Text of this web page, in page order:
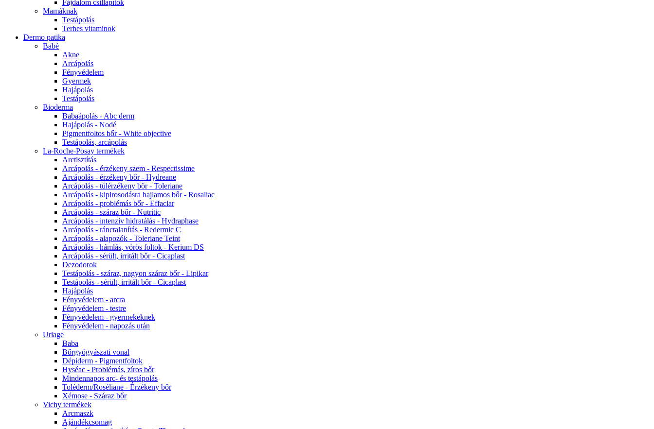
Fájdalom csillapítók
Mamáknak
Testápolás
Terhes vitaminok
Dermo patika
Babé
Akne
Arcápolás
Fényvédelem
Gyermek
Hajápolás
Testápolás
Bioderma
Babaápolás - Abc derm
Hajápolás - Nodé
Pigmentfoltos bőr - White objective
Testápolás, arcápolás
La-Roche-Posay termékek
Arctisztítás
Arcápolás - érzékeny szem - Respectissime
Arcápolás - érzékeny bőr - Hydreane
Arcápolás - túlérzékeny bőr - Toleriane
Arcápolás - kipirosodásra hajlamos bőr - Rosaliac
Arcápolás - problémás bőr - Effaclar
Arcápolás - száraz bőr - Nutritic
Arcápolás - intenzív hidratálás - Hydraphase
Arcápolás - ránctalanítás - Redermic C
Arcápolás - alapozók - Toleriane Teint
Arcápolás - hámlás, vörös foltok - Kerium DS
Arcápolás - sérült, irritált bőr - Cicaplast
Dezodorok
Testápolás - száraz, nagyon száraz bőr - Lipikar
Testápolás - sérült, irritált bőr - Cicaplast
Hajápolás
Fényvédelem - arcra
Fényvédelem - testre
Fényvédelem - gyermekeknek
Fényvédelem - napozás után
Uriage
Baba
Bőrgyógyászati vonal
Dépiderm - Pigmentfoltok
Hyséac - Problémás, zíros bőr
Mindennapos arc- és testápolás
Toléderm/Roséliane - Érzékeny bőr
Xémose - Száraz bőr
Vichy termékek
Arcmaszk
Ajándékcsomag